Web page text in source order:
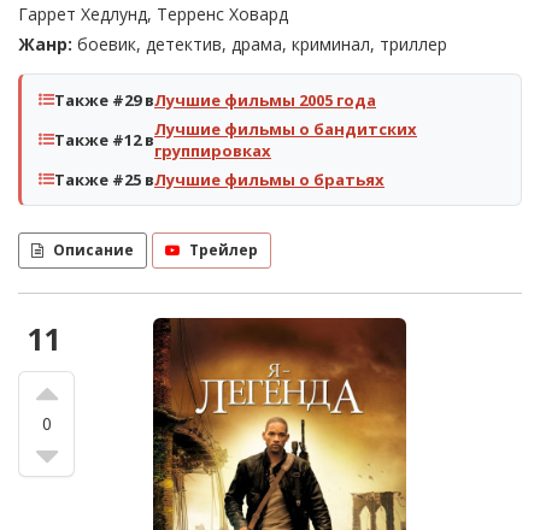
Гаррет Хедлунд, Терренс Ховард
Жанр: боевик, детектив, драма, криминал, триллер
Также #29 вЛучшие фильмы 2005 года
Также #12 вЛучшие фильмы о бандитских
группировках
Также #25 вЛучшие фильмы о братьях
Описание Трейлер
11
0